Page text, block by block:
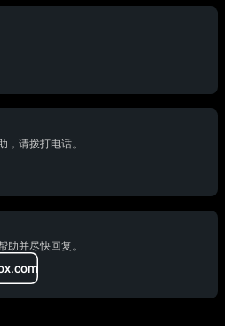
，请拨打电话。
助并尽快回复。